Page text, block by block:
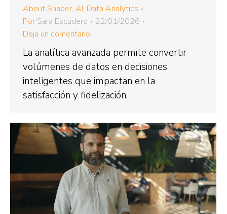
About Shaper, AI, Data Analytics
Por Sara Escudero
22/01/2026
Deja un comentario
La analítica avanzada permite convertir
volúmenes de datos en decisiones
inteligentes que impactan en la
satisfacción y fidelización.